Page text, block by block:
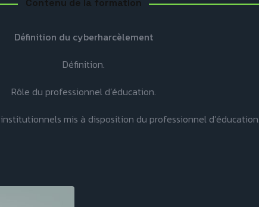
Contenu de la formation
Définition du cyberharcèlement
Définition.
Rôle du professionnel d’éducation.
mis à disposition du professionnel d’éducation.